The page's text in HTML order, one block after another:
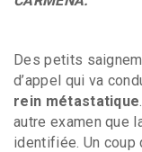
Des petits
d’appel qui va
rein métastatique
autre examen que
identifiée. Un coup